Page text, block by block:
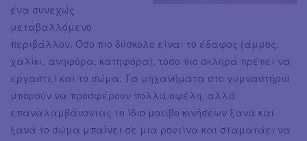
ένα συνεχώς
μεταβαλλόμενο
περιβάλλον. Όσο πιο δύσκολο είναι το έδαφος (άμμος,
χαλίκι, ανηφόρα, κατηφόρα), τόσο πιο σκληρά πρέπει να
εργαστεί και το σώμα. Τα μηχανήματα στο γυμναστήριο
μπορούν να προσφέρουν πολλά οφέλη, αλλά
επαναλαμβάνοντας το ίδιο μοτίβο κινήσεων ξανά και
ξανά το σώμα μπαίνει σε μια ρουτίνα και σταματάει να